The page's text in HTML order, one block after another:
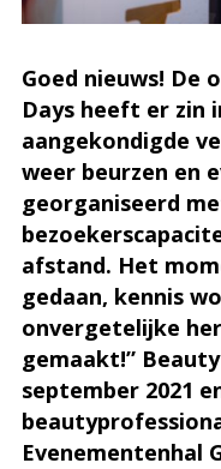
Goed nieuws! De
Days heeft er zin
aangekondigde
weer beurzen en
georganiseerd
afstand. Het
gedaan, kennis
onvergetelijke
gemaakt!”
september 2021
Evenementenhal